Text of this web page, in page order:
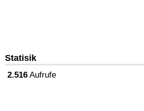
Statisik
2.516 Aufrufe